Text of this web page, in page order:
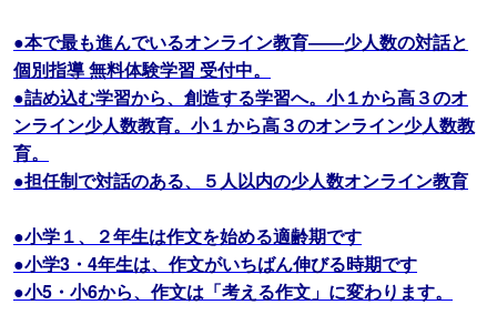
●本で最も進んでいるオンライン教育――少人数の対話と
個別指導 無料体験学習 受付中。
●詰め込む学習から、創造する学習へ。小１から高３のオ
ンライン少人数教育。小１から高３のオンライン少人数教
育。
●担任制で対話のある、５人以内の少人数オンライン教育
●小学１、２年生は作文を始める適齢期です
●小学3・4年生は、作文がいちばん伸びる時期です
●小5・小6から、作文は「考える作文」に変わります。